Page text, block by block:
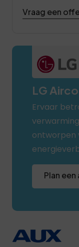
Vraag een
LG Airco
Ervaar
ontworpen
Plan